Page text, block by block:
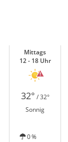
Mittags
12 - 18 Uhr
32° / 32°
Sonnig
0 %